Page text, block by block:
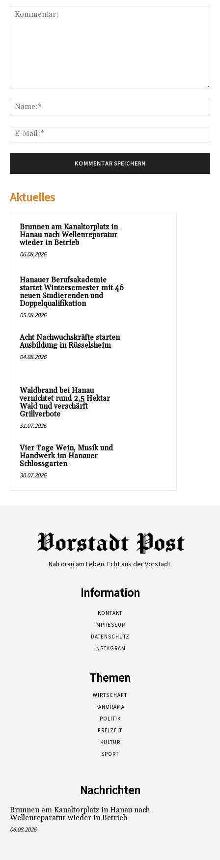
Aktuelles
Brunnen am Kanaltorplatz in
Hanau nach Wellenreparatur
wieder in Betrieb
06.08.2026
Hanauer Berufsakademie
startet Wintersemester mit 46
neuen Studierenden und
Doppelqualifikation
05.08.2026
Acht Nachwuchskräfte starten
Ausbildung in Rüsselsheim
04.08.2026
Waldbrand bei Hanau
vernichtet rund 2,5 Hektar
Wald und verschärft
Grillverbote
31.07.2026
Vier Tage Wein, Musik und
Handwerk im Hanauer
Schlossgarten
30.07.2026
Nah dran am Leben. Echt aus der Vorstadt.
Information
KONTAKT
IMPRESSUM
DATENSCHUTZ
INSTAGRAM
Themen
WIRTSCHAFT
PANORAMA
POLITIK
FREIZEIT
KULTUR
SPORT
Nachrichten
Brunnen am Kanaltorplatz in Hanau nach
Wellenreparatur wieder in Betrieb
06.08.2026